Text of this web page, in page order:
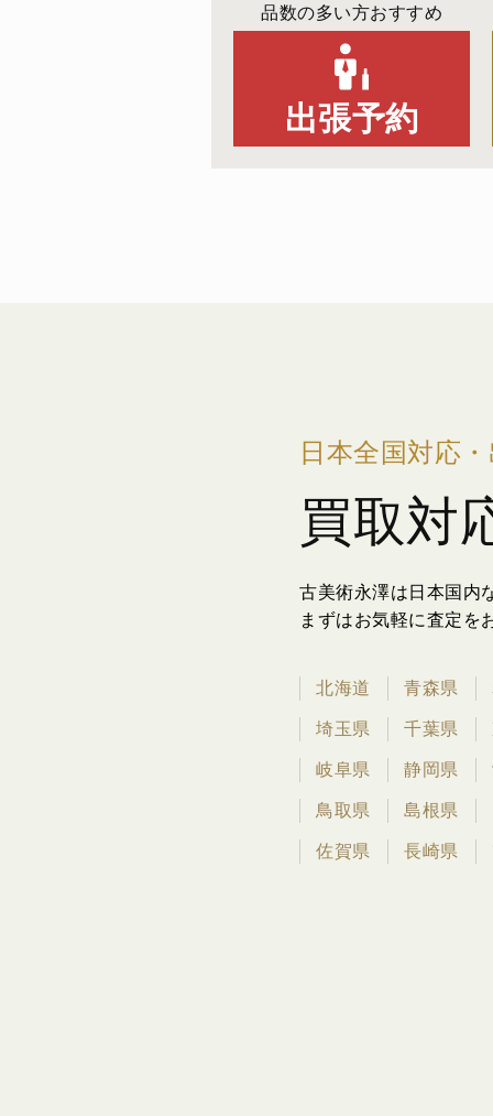
品数の多い方おすすめ
出張予約
日本全国対応
買取対
古美術永澤は日本国内
まずはお気軽に査定を
北海道 青森県
埼玉県 千葉県
岐阜県 静岡県
鳥取県 島根県
佐賀県 長崎県